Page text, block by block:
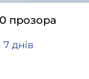
прозора
днів